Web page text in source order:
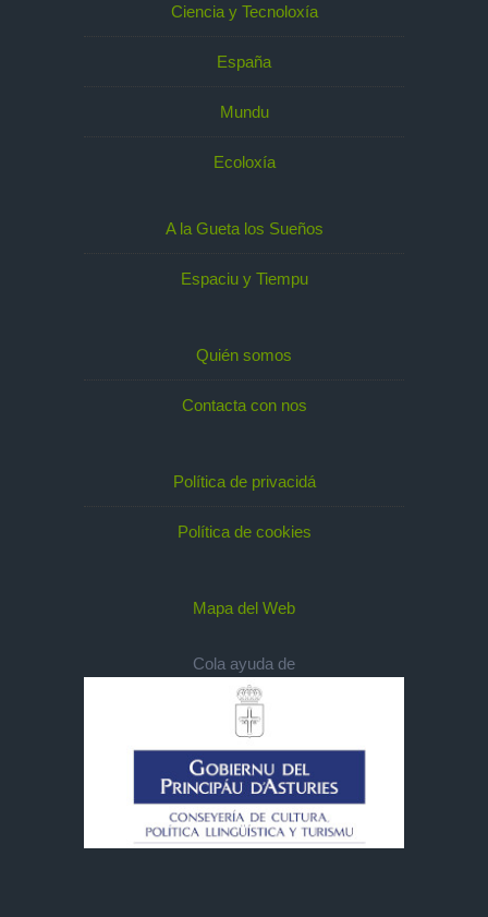
Ciencia y Tecnoloxía
España
Mundu
Ecoloxía
A la Gueta los Sueños
Espaciu y Tiempu
Quién somos
Contacta con nos
Política de privacidá
Política de cookies
Mapa del Web
Cola ayuda de